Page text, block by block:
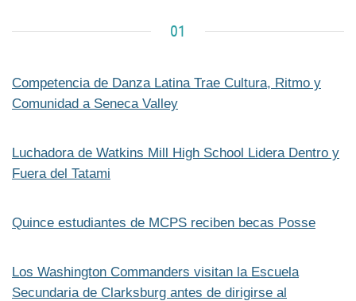
01
Competencia de Danza Latina Trae Cultura, Ritmo y
Comunidad a Seneca Valley
Luchadora de Watkins Mill High School Lidera Dentro y
Fuera del Tatami
Quince estudiantes de MCPS reciben becas Posse
Los Washington Commanders visitan la Escuela
Secundaria de Clarksburg antes de dirigirse al